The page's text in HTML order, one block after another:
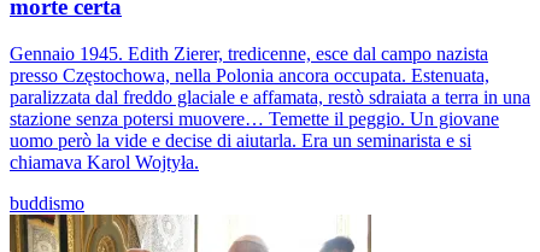
morte certa
Gennaio 1945. Edith Zierer, tredicenne, esce dal campo nazista
presso Częstochowa, nella Polonia ancora occupata. Estenuata,
paralizzata dal freddo glaciale e affamata, restò sdraiata a terra in una
stazione senza potersi muovere… Temette il peggio. Un giovane
uomo però la vide e decise di aiutarla. Era un seminarista e si
chiamava Karol Wojtyła.
buddismo